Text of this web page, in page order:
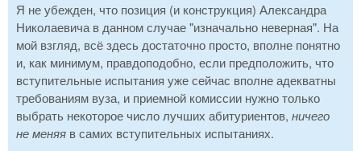
Я не убежден, что позиция (и конструкция) Александра
Николаевича в данном случае "изначально неверная". На
мой взгляд, всё здесь достаточно просто, вполне понятно
и, как минимум, правдоподобно, если предположить, что
вступительные испытания уже сейчас вполне адекватны
требованиям вуза, и приемной комиссии нужно только
выбрать некоторое число лучших абитуриентов, ничего
не меняя в самих вступительных испытаниях.